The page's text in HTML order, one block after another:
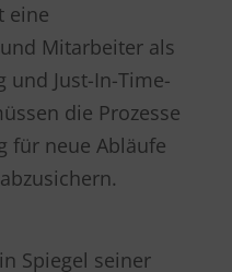
eine
Mitarbeiter als
und Just-In-Time-
die Prozesse
für neue Abläufe
Spiegel seiner